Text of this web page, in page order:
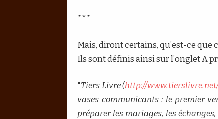
***
Mais, diront certains, qu’est-ce que
Ils sont définis ainsi sur l’onglet A
"Tiers Livre (http://
vases communicants : le premier
préparer les mariages, les